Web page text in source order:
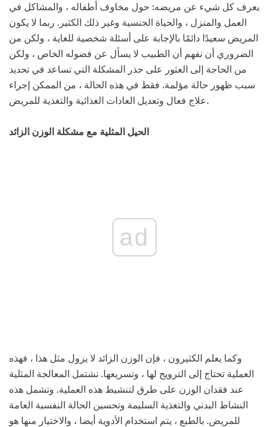
يعرف كل شيء عن مريضه: حول مخاوف أطفاله ، والمشاكل في
العمل والمنزل ، والحياة الجنسية وغير ذلك الكثير. ربما لا يكون
المريض سعيدًا دائمًا بالإجابة على أسئلة شخصية للغاية ، ولكن من
الضروري أن نفهم أن الطبيب لا يسأل عن فضوله الخاص ، ولكن
من الحاجة إلى العثور على جذر المشكلة التي تساعد في تحديد
سبب ظهور حالة مؤلمة. فقط في هذه الحالة ، من الممكن إجراء
علاج فعال وتعديل العادات الغذائية والتغذية للمريض.
الحيل المثلية مع مشكلة الوزن الزائد
ad
وكما يعلم الكثيرون ، فإن الوزن الزائد لا يزول مثل هذا ، فهذه
العملية تحتاج إلى الترويج لها ، وتسريعها. تشتمل المعالجة المثلية
عند فقدان الوزن على طرق لتنشيط هذه العملية. وتشمل هذه
النشاط البدني والتغذية السليمة وتحسين الحالة النفسية العامة
للمريض. بالطبع ، يتم استخدام الأدوية أيضا ، والاختيار منها هو